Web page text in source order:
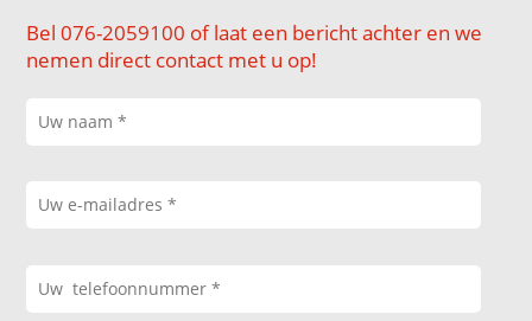
Bel 076-2059100 of laat een bericht achter en we
nemen direct contact met u op!